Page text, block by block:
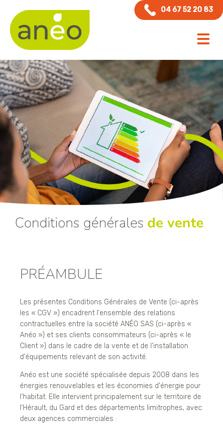
04 67 52 20 83
Conditions générales de vente
PRÉAMBULE
Les présentes Conditions Générales de Vente (ci-après
les « CGV ») encadrent l'ensemble des relations
contractuelles entre la société ANÉO SAS (ci-après «
Anéo ») et ses clients consommateurs (ci-après « le
Client ») dans le cadre de la vente et de l'installation
d'équipements relevant de son activité.
Anéo est une société spécialisée depuis 2008 dans les
énergies renouvelables et les économies d'énergie pour
l'habitat. Elle intervient principalement sur le territoire de
l'Hérault, du Gard et des départements limitrophes, avec
deux agences commerciales :